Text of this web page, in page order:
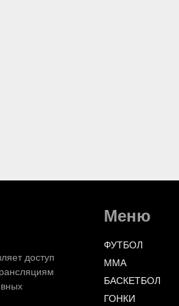
доступ
Меню
ФУТБОЛ
ММА
БАСКЕТБОЛ
ГОНКИ